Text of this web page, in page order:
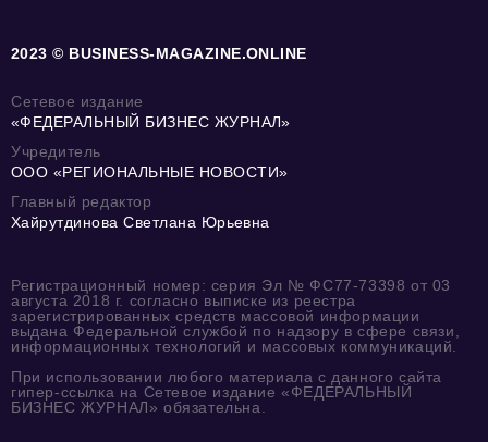
2023 © BUSINESS-MAGAZINE.ONLINE
Сетевое издание
«ФЕДЕРАЛЬНЫЙ БИЗНЕС ЖУРНАЛ»
Учредитель
ООО «РЕГИОНАЛЬНЫЕ НОВОСТИ»
Главный редактор
Хайрутдинова Светлана Юрьевна
Регистрационный номер: серия Эл № ФС77-73398 от 03
августа 2018 г. согласно выписке из реестра
зарегистрированных средств массовой информации
выдана Федеральной службой по надзору в сфере связи,
информационных технологий и массовых коммуникаций.
При использовании любого материала с данного сайта
гипер-ссылка на Сетевое издание «ФЕДЕРАЛЬНЫЙ
БИЗНЕС ЖУРНАЛ» обязательна.